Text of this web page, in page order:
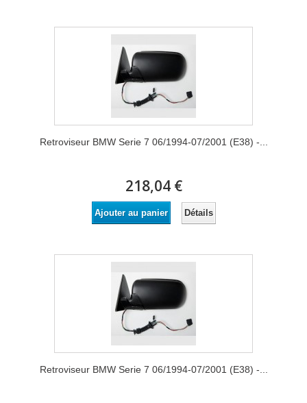
Retroviseur BMW Serie 7 06/1994-07/2001 (E38) -...
218,04 €
Ajouter au panier Détails
Retroviseur BMW Serie 7 06/1994-07/2001 (E38) -...